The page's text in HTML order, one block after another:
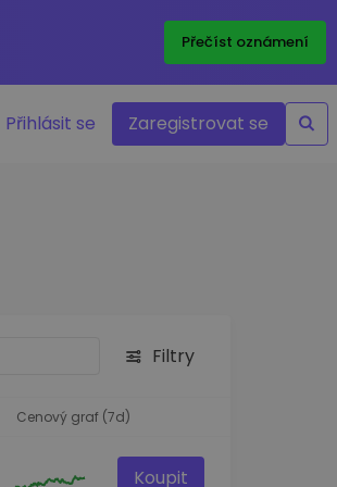
Přečíst oznámení
Přihlásit se Zaregistrovat se
Filtry
Cenový graf (7d)
Koupit